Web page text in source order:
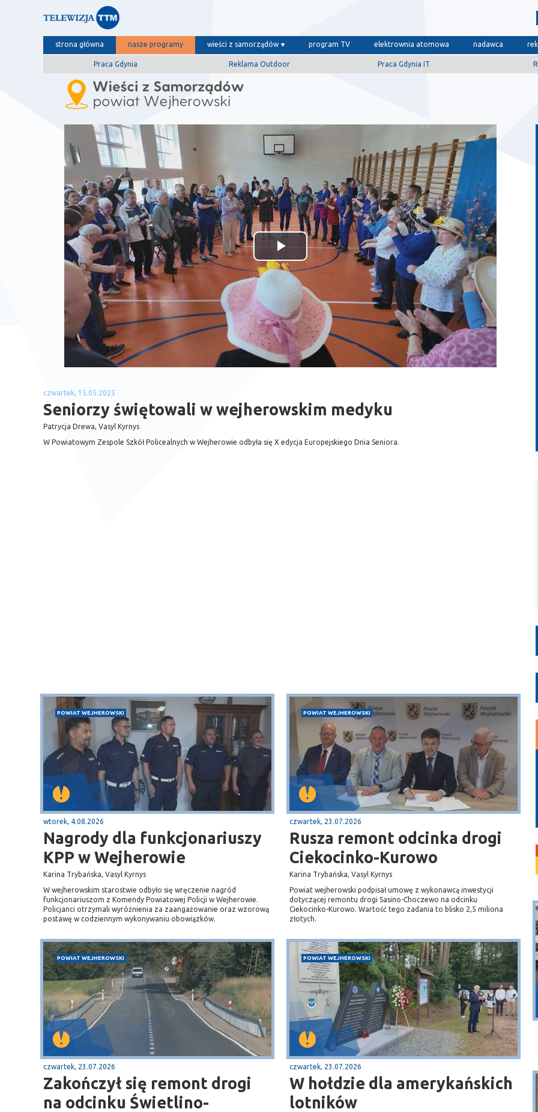
strona główna nasze programy wieści z samorządów program TV elektrownia atomowa nadawca
Praca Gdynia Reklama Outdoor Praca Gdynia IT
Odtwórz
wideo
czwartek, 15.05.2025
Seniorzy świętowali w wejherowskim medyku
Patrycja Drewa, Vasyl Kyrnys
W Powiatowym Zespole Szkół Policealnych w Wejherowie odbyła się X edycja Europejskiego Dnia Seniora.
POWIAT WEJHEROWSKI
wtorek, 4.08.2026
Nagrody dla funkcjonariuszy
KPP w Wejherowie
Karina Trybańska, Vasyl Kyrnys
W wejherowskim starostwie odbyło się wręczenie nagród
funkcjonariuszom z Komendy Powiatowej Policji w Wejherowie.
Policjanci otrzymali wyróżnienia za zaangażowanie oraz wzorową
postawę w codziennym wykonywaniu obowiązków.
POWIAT WEJHEROWSKI
czwartek, 23.07.2026
Rusza remont odcinka drogi
Ciekocinko-Kurowo
Karina Trybańska, Vasyl Kyrnys
Powiat wejherowski podpisał umowę z wykonawcą inwestycji
dotyczącej remontu drogi Sasino-Choczewo na odcinku
Ciekocinko-Kurowo. Wartość tego zadania to blisko 2,5 miliona
złotych.
POWIAT WEJHEROWSKI
czwartek, 23.07.2026
Zakończył się remont drogi
na odcinku Świetlino-
POWIAT WEJHEROWSKI
czwartek, 23.07.2026
W hołdzie dla amerykańskich
lotników
krajową nr 6
Sopot
plaża
Puck
Przystań, molo